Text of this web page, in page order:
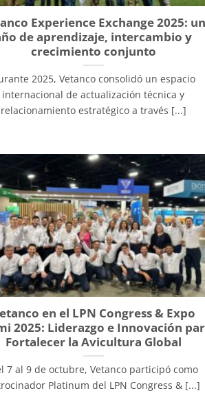
Experience Exchange 2025:
de aprendizaje, intercambio y
crecimiento conjunto
2025, Vetanco consolidó un espacio
internacional de actualización técnica y
relacionamiento estratégico a través [...]
en el LPN Congress & Expo
2025: Liderazgo e Innovación
Fortalecer la Avicultura Global
7 al 9 de octubre, Vetanco participó como
Platinum del LPN Congress & [...]